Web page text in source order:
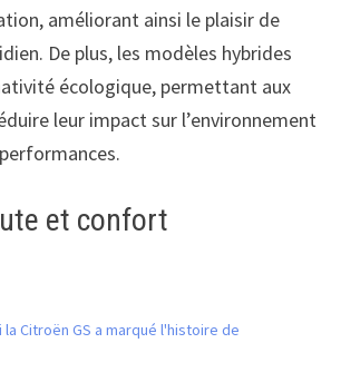
améliorant ainsi le plaisir de
De plus, les modèles hybrides
écologique, permettant aux
leur impact sur l’environnement
et confort
Citroën GS a marqué l'histoire de